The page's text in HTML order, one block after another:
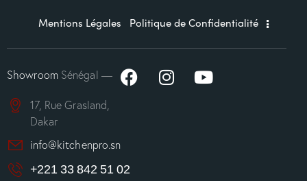
Mentions Légales Politique de Confidentialité
ShowroomSénégal —
17, Rue Grasland,
Dakar
info@kitchenpro.sn
+221 33 842 51 02